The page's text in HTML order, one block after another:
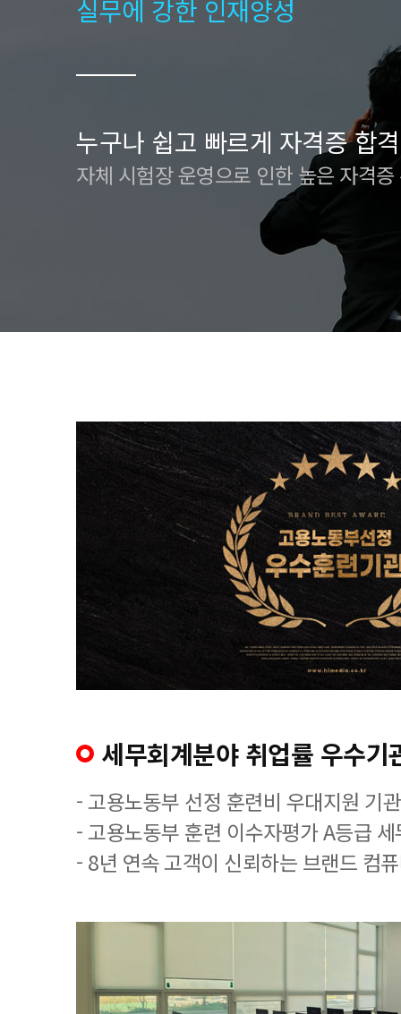
실무에 강한 인재양성
누구나 쉽고 빠르게 자격증 합
자체 시험장 운영으로 인한 높은 자격
세무회계분야 취업률 우수기
- 고용노동부 선정 훈련비 우대지원 기관
- 고용노동부 훈련 이수자평가 A등급
- 8년 연속 고객이 신뢰하는 브랜드 컴